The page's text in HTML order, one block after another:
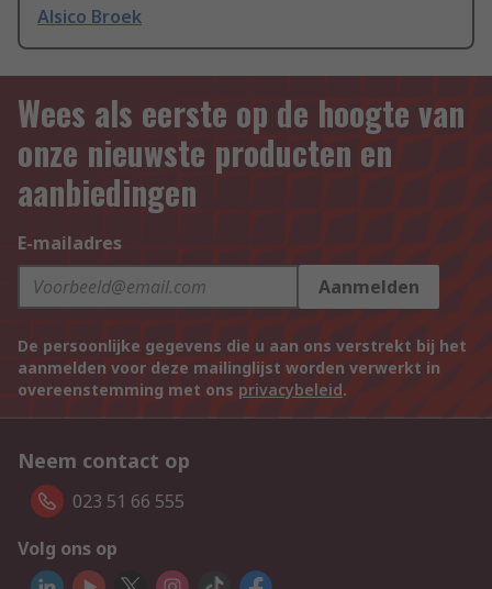
Alsico Broek
Wees als eerste op de hoogte van
onze nieuwste producten en
aanbiedingen
E-mailadres
Aanmelden
De persoonlijke gegevens die u aan ons verstrekt bij het
aanmelden voor deze mailinglijst worden verwerkt in
overeenstemming met ons privacybeleid.
Neem contact op
023 51 66 555
Volg ons op